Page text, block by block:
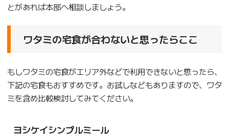
とがあれば本部へ相談しましょう。
ワタミの宅食が合わないと思ったらここ
もしワタミの宅食がエリア外などで利用できないと思ったら、
下記の宅食もおすすめです。お試しなどもありますので、ワタ
ミを含め比較検討してみてください。
ヨシケイシンプルミール